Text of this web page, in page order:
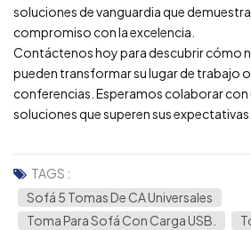
soluciones de vanguardia que
compromiso con la excelencia.
Contáctenos hoy para descubrir cómo
pueden transformar su lugar de trabajo
conferencias. Esperamos colaborar
soluciones que superen sus expectativas.
TAGS :
Sofá 5 Tomas De CA Universales
Toma Para Sofá Con Carga USB.